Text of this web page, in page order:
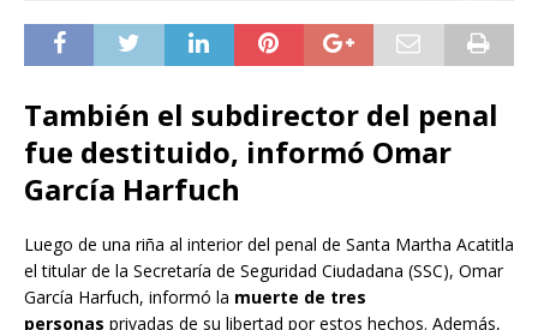
También el subdirector del penal
fue destituido, informó Omar
García Harfuch
Luego de una riña al interior del penal de Santa Martha Acatitla
el titular de la Secretaría de Seguridad Ciudadana (SSC), Omar
García Harfuch, informó la muerte de tres
personas privadas de su libertad por estos hechos. Además,